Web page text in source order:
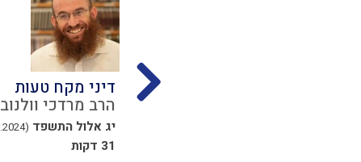
אוהל ומחיצה בשבת דיני מקח טעות
הרב מרדכי וולנוב
יג אלול התשפד (16.09.2024)
31 דקות